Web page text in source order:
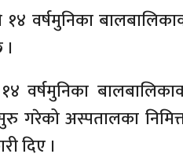
वर्षमुनिका
गरेको अस्पतालका
दिए ।